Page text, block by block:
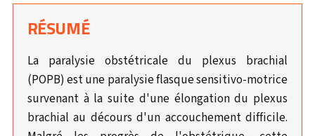
RÉSUMÉ
La paralysie obstétricale du plexus brachial
(POPB) est une paralysie flasque sensitivo-motrice
survenant à la suite d'une élongation du plexus
brachial au décours d'un accouchement difficile.